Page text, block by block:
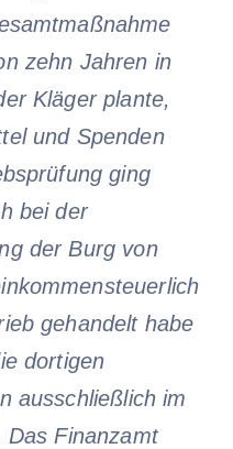
zehn Jahren in
Kläger plante,
und Spenden
ging
bei der
der Burg von
gehandelt habe
dortigen
ausschließlich im
Das Finanzamt